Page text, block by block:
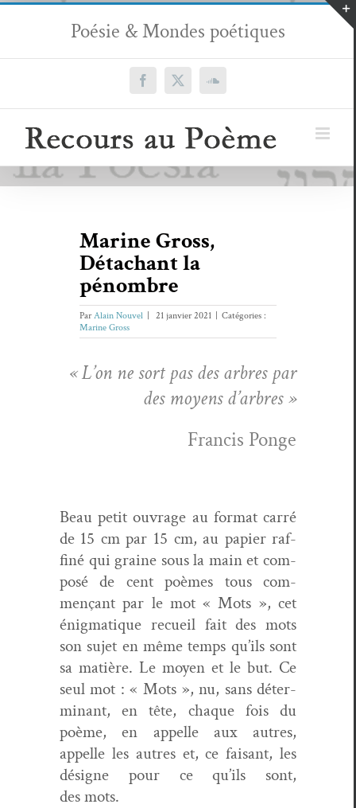
Passer
contenu
Poésie & Mondes poétiques
Facebook
X SoundCloud
Marine Gross,
Détachant la
pénombre
ParAlain Nouvel 21 janvier 2021
Catégories :
Marine Gross
« L’on ne sort pas des arbres par
des moyens d’arbres »
Fran­cis Ponge
Beau petit ouvrage au for­mat car­ré
de 15 cm par 15 cm, au papi­er raf­
finé qui graine sous la main et com­
posé de cent poèmes tous com­
mençant par le mot « Mots », cet
énig­ma­tique recueil fait des mots
son sujet en même temps qu’ils sont
sa matière. Le moyen et le but. Ce
seul mot : « Mots », nu, sans déter­
mi­nant, en tête, chaque fois du
poème, en appelle aux autres,
appelle les autres et, ce faisant, les
désigne pour ce qu’ils sont,
des mots.